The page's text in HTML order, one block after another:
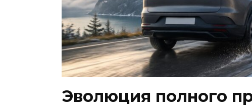
Эволюция полного